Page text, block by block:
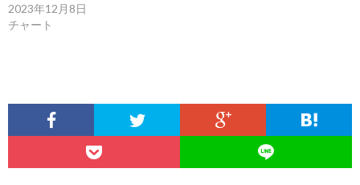
2023年12月8日
チャート